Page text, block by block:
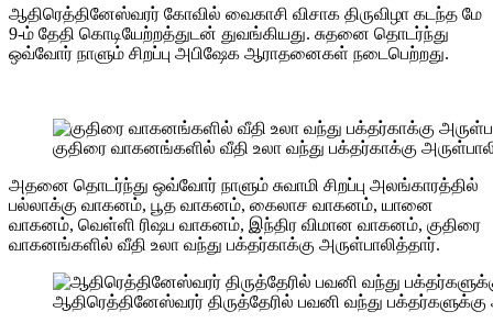
ஆதிரெத்தினேஸ்வரர் கோவில் வைகாசி விசாக திருவிழா கடந்த மே
9-ம் தேதி கொடியேற்றத்துடன் துவங்கியது. சுதனை தொடர்ந்து
ஒவ்வோர் நாளும் சிறப்பு அபிஷேக ஆராதனைகள் நடைபெற்றது.
குதிரை வாகனங்களில் வீதி உலா வந்து பக்தர்காக்கு
அதனை தொடர்ந்து ஒவ்வோர் நாளும் சுவாமி சிறப்பு அலங்காரத்தில்
பல்லாக்கு வாகனம், பூத வாகனம், கைலாச வாகனம், யானை
வாகனம், வெள்ளி ரிஷப வாகனம், இந்திர விமான வாகனம், குதிரை
வாகனங்களில் வீதி உலா வந்து பக்தர்காக்கு அருள்பாலித்தார்.
ஆதிரெத்தினேஸ்வரர் திருத்தேரில் பவனி வந்து பக்தர்களுக்கு